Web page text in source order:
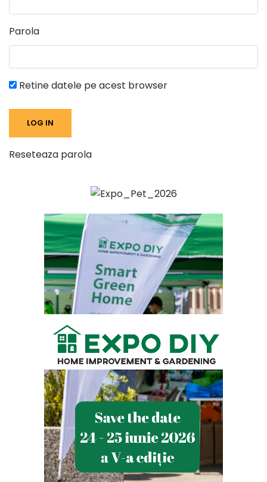
Parola
Retine datele pe acest browser
Reseteaza parola